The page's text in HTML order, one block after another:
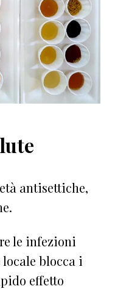
antisettiche,
le infezioni
locale blocca i
effetto